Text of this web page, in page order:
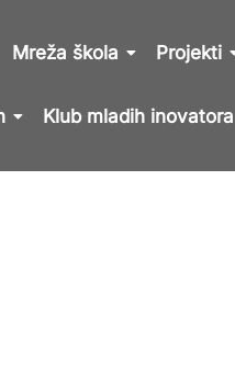
Mreža škola Projekti
Klub mladih inovatora